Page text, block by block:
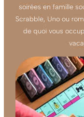
soirées en famille
Scrabble, Uno ou
de quoi vous